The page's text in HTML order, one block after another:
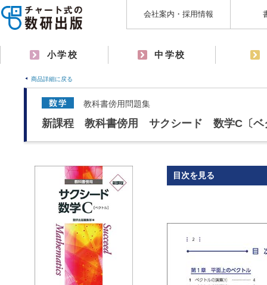
会社案内・採用情報
小学校 中学校
商品詳細に戻る
教科書傍用問題集
新課程 教科書傍用 サクシード 数学C〔ベ
目次を見る